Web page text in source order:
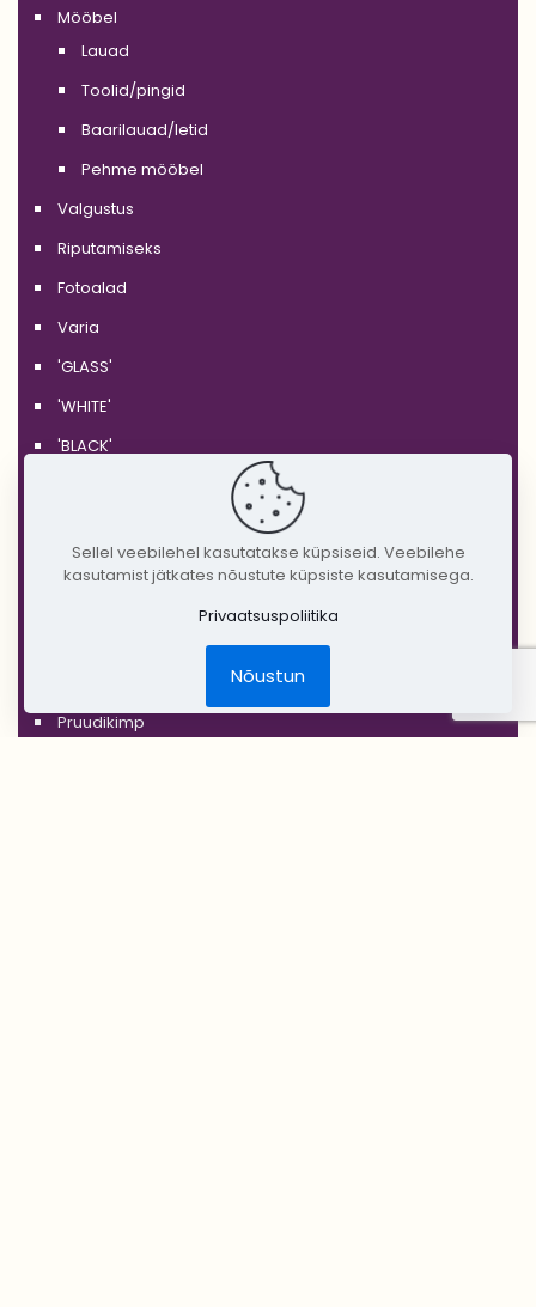
Mööbel
Lauad
Toolid/pingid
Baarilauad/letid
Pehme mööbel
Valgustus
Riputamiseks
Fotoalad
Varia
'GLASS'
'WHITE'
'BLACK'
'COPPER'
DIY Create Your Wedding
Pruudikimp
Sellel veebilehel kasutatakse küpsiseid. Veebilehe
kasutamist jätkates nõustute küpsiste kasutamisega.
Privaatsuspoliitika
Nõustun